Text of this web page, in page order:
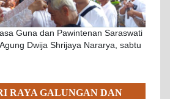
Guna dan Pawintenan Saraswati
Dwija Shrijaya Nararya, sabtu
RAYA GALUNGAN DAN